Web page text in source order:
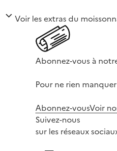
Voir les extras du
Abonnez-vous à
Pour ne rien
Abonnez-vousVoir
Suivez-nous
sur les réseaux